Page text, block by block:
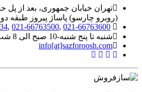
تهران خیابان جمهوری، بعد از پل
(روبرو چارسو) پاساژ پیروز طبقه دوم
021-66763600
,
021-66763500
,
شنبه تا پنج شنبه-10 صبح الی 8 شب
info[at]sazforoosh.com